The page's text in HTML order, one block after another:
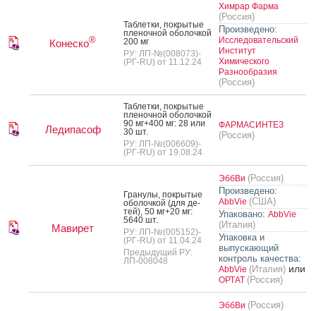
Конеско®
Таб­летки, пок­ры­тые
пле­ноч­ной обо­лоч­кой
200 мг
РУ: ЛП-№(008073)-
(РГ-RU) от 11.12.24
Химрар Фарма
(Россия)
Произведено:
Исследовательский
Институт
Химического
Разнообразия
(Россия)
Ледипасоф
Таб­летки, пок­ры­тые
пле­ноч­ной обо­лоч­кой
90 мг+400 мг: 28 или
30 шт.
РУ: ЛП-№(006609)-
(РГ-RU) от 19.08.24
ФАРМАСИНТЕЗ
(Россия)
Мавирет
Гра­нулы, пок­ры­тые
обо­лоч­кой (для де­
тей), 50 мг+20 мг:
5640 шт.
РУ: ЛП-№(005152)-
(РГ-RU) от 11.04.24
Предыдущий РУ:
ЛП-008048
ЭббВи (Россия)
Произведено:
AbbVie (США)
Упаковано: AbbVie
(Италия)
Упаковка и
выпускающий
контроль качества:
AbbVie (Италия) или
ОРТАТ (Россия)
ЭббВи (Россия)